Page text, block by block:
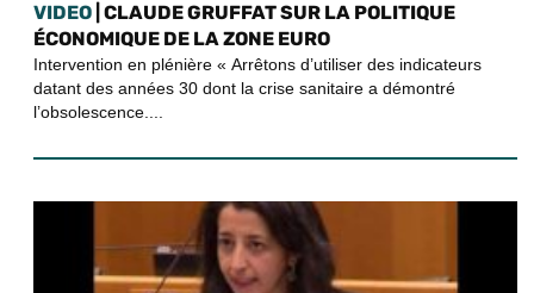
VIDEO | CLAUDE GRUFFAT SUR LA POLITIQUE
ÉCONOMIQUE DE LA ZONE EURO
Intervention en plénière « Arrêtons d’utiliser des indicateurs
datant des années 30 dont la crise sanitaire a démontré
l’obsolescence....